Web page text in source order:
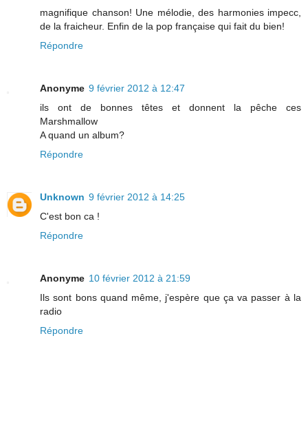
magnifique chanson! Une mélodie, des harmonies impecc,
de la fraicheur. Enfin de la pop française qui fait du bien!
Répondre
Anonyme 9 février 2012 à 12:47
ils ont de bonnes têtes et donnent la pêche ces
Marshmallow
A quand un album?
Répondre
Unknown 9 février 2012 à 14:25
C'est bon ca !
Répondre
Anonyme 10 février 2012 à 21:59
Ils sont bons quand même, j'espère que ça va passer à la
radio
Répondre